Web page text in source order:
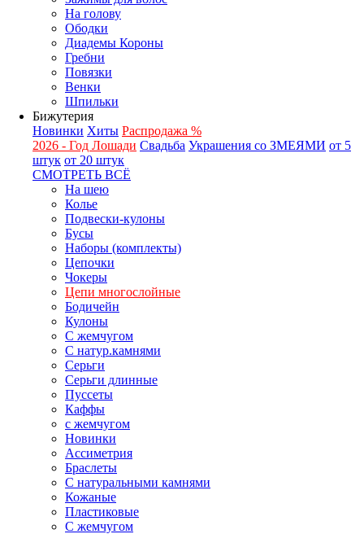
На голову
Ободки
Диадемы Короны
Гребни
Повязки
Венки
Шпильки
Бижутерия
Новинки Хиты Распродажа %
2026 - Год Лошади Свадьба Украшения со ЗМЕЯМИ от 5
штук от 20 штук
СМОТРЕТЬ ВСЁ
На шею
Колье
Подвески-кулоны
Бусы
Наборы (комплекты)
Цепочки
Чокеры
Цепи многослойные
Бодичейн
Кулоны
С жемчугом
С натур.камнями
Серьги
Серьги длинные
Пуссеты
Каффы
с жемчугом
Новинки
Ассиметрия
Браслеты
С натуральными камнями
Кожаные
Пластиковые
С жемчугом